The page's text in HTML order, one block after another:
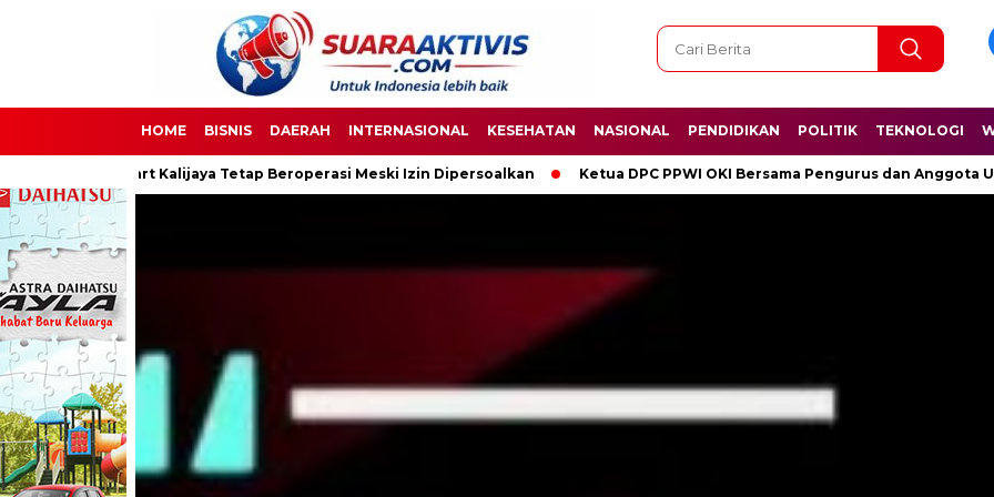
HOME BISNIS DAERAH INTERNASIONAL KESEHATAN NASIONAL PENDIDIKAN POLITIK TEKNOLOGI
Tetap Beroperasi Meski Izin Dipersoalkan Ketua DPC PPWI OKI Bersama Pengurus dan Anggota Ucapkan Selamat Hari